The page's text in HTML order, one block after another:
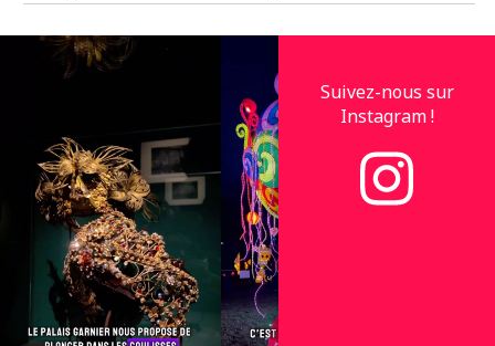
Suivez-nous sur
Instagram !